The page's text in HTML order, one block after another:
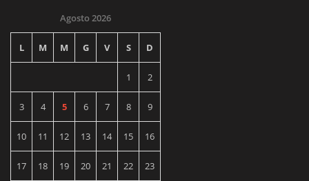
Agosto 2026
L M M G V S D
1 2
3 4 5 6 7 8 9
10 11 12 13 14 15 16
17 18 19 20 21 22 23